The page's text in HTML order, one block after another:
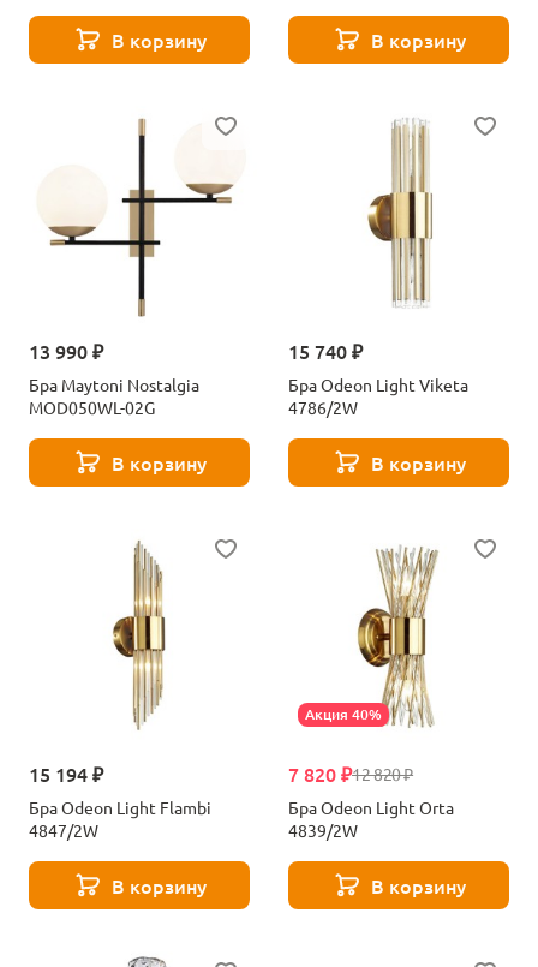
В корзину В корзину
13 990 ₽
Бра Maytoni Nostalgia
MOD050WL-02G
В корзину
15 740 ₽
Бра Odeon Light Viketa
4786/2W
В корзину
15 194 ₽
Бра Odeon Light Flambi
4847/2W
В корзину
Акция 40%
12 820 ₽
7 820 ₽
Бра Odeon Light Orta
4839/2W
В корзину